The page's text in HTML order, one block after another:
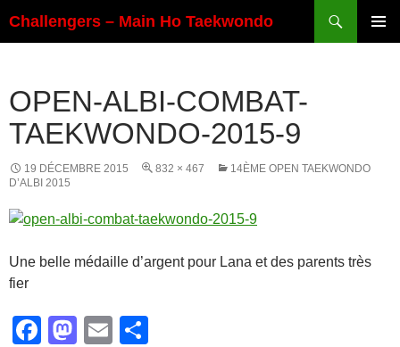
au
Challengers – Main Ho Taekwondo
OPEN-ALBI-COMBAT-
TAEKWONDO-2015-9
19 DÉCEMBRE 2015 832 × 467
14ÈME OPEN TAEKWONDO
D’ALBI 2015
Une belle médaille d’argent pour Lana et des parents très
fier
F
M
E